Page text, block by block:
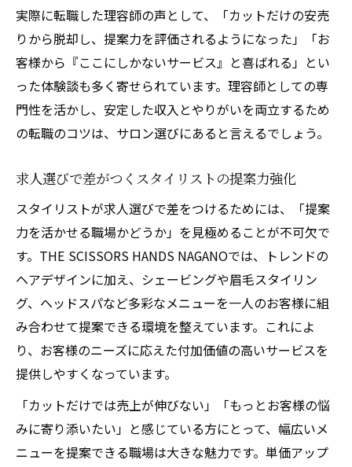
実際に転職した理容師の声として、「カットだけの安売
りから脱却し、提案力を評価されるようになった」「お
客様から『ここにしかないサービス』と喜ばれる」とい
った体験談も多く寄せられています。理容師としての専
門性を活かし、安定した収入とやりがいを両立するため
の転職のコツは、サロン選びにあると言えるでしょう。
求人選びで差がつくスタイリストの提案力強化
スタイリストが求人選びで差をつけるためには、「提案
力を活かせる職場かどうか」を見極めることが不可欠で
す。THE SCISSORS HANDS NAGANOでは、トレンドの
ヘアデザインに加え、シェービングや眉毛スタイリン
グ、ヘッドスパなど多彩なメニューを一人のお客様に組
み合わせて提案できる環境を整えています。これによ
り、お客様のニーズに応えた付加価値の高いサービスを
提供しやすくなっています。
「カットだけでは売上が伸びない」「もっとお客様の悩
みに寄り添いたい」と感じている方にとって、幅広いメ
ニューを提案できる職場は大きな魅力です。単価アップ